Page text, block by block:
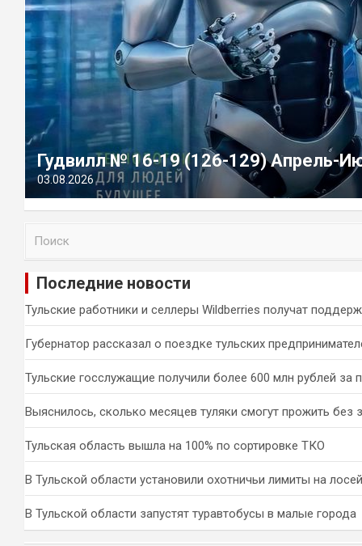
Гудвилл № 16-19 (126-129) Апрель-
03.08.2026
и
Последние новости
Тульские работники и селлеры Wildberries получат
Губернатор рассказал о поездке тульских
Тульские госслужащие получили более 600 млн рублей за
Выяснилось, сколько месяцев туляки смогут прожить без
Тульская область вышла на 100% по сортировке ТКО
В Тульской области установили охотничьи лимиты на
В Тульской области запустят туравтобусы в малые города